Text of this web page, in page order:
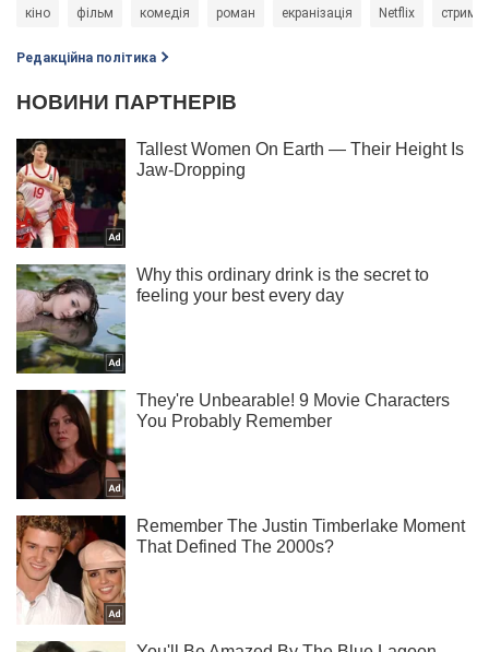
кіно фільм комедія роман екранізація Netflix
Редакційна політика